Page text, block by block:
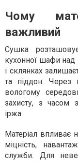
Чому
важливий
Сушка
кухонної шафи над
і склянках
та піддон. Через
вологому
захисту, з часом
іржа.
Матеріал впливає
міцність,
служби. Для